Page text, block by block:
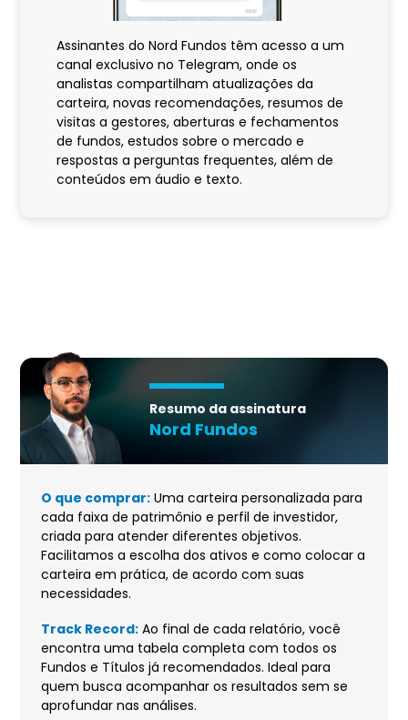
Assinantes do Nord Fundos têm acesso a um
canal exclusivo no Telegram, onde os
analistas compartilham atualizações da
carteira, novas recomendações, resumos de
visitas a gestores, aberturas e fechamentos
de fundos, estudos sobre o mercado e
respostas a perguntas frequentes, além de
conteúdos em áudio e texto.
Resumo da assinatura
Nord Fundos
O que comprar:Uma carteira personalizada para
cada faixa de patrimônio e perfil de investidor,
criada para atender diferentes objetivos.
Facilitamos a escolha dos ativos e como colocar a
carteira em prática, de acordo com suas
necessidades.
Track Record:Ao final de cada relatório, você
encontra uma tabela completa com todos os
Fundos e Títulos já recomendados. Ideal para
quem busca acompanhar os resultados sem se
aprofundar nas análises.